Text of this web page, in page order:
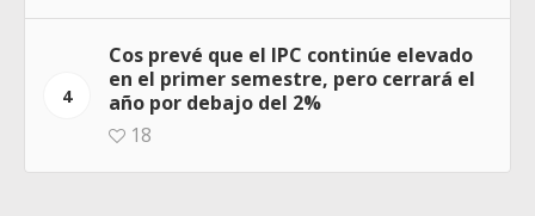
4
Cos prevé que el IPC continúe elevado
en el primer semestre, pero cerrará el
año por debajo del 2%
18